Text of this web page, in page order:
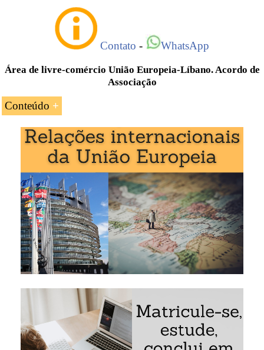
Contato - WhatsApp
Área de livre-comércio União Europeia-Líbano. Acordo de
Associação
Conteúdo
Introdução ao Acordo de Associação UE-Líbano
As principais características do Acordo de
Associação UE-Líbano